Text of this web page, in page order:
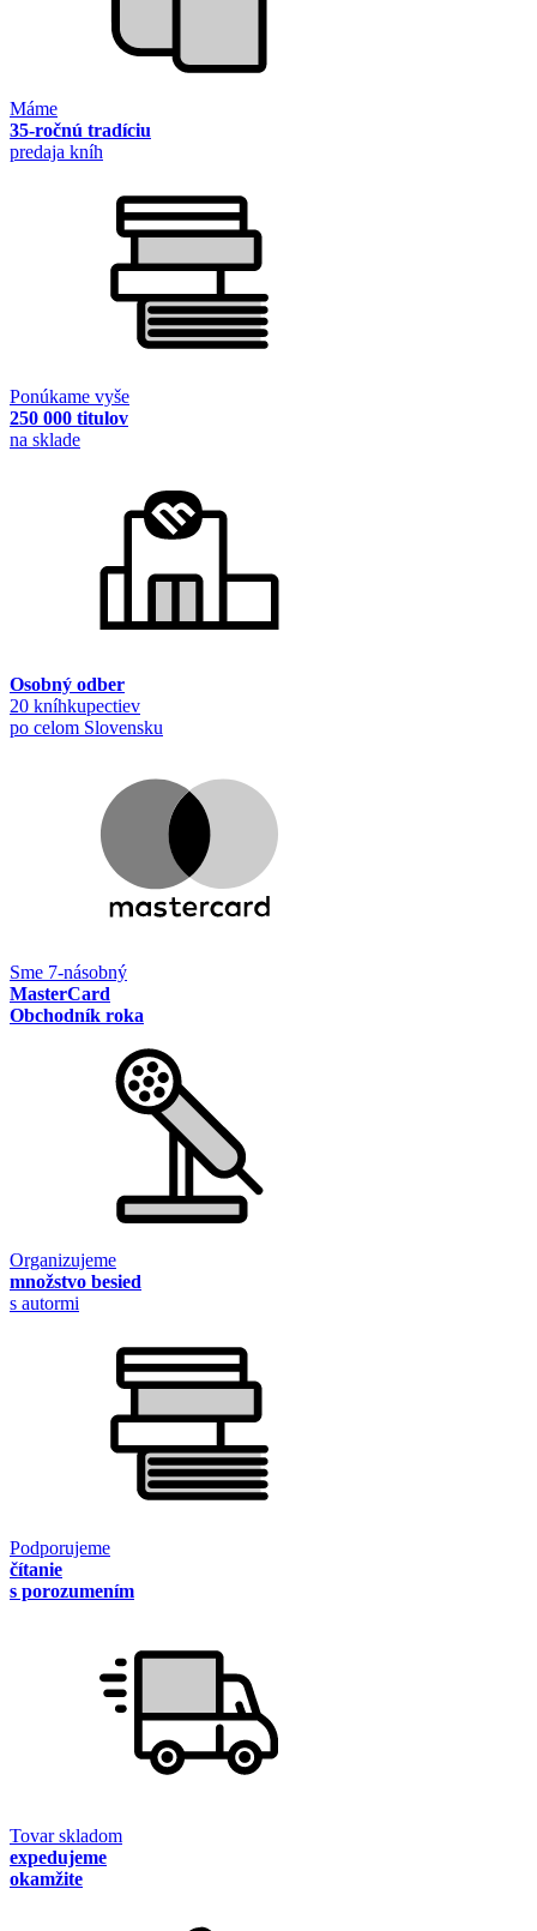
Máme
35-ročnú tradíciu
predaja kníh
Ponúkame vyše
250 000 titulov
na sklade
Osobný odber
20 kníhkupectiev
po celom Slovensku
Sme 7-násobný
MasterCard
Obchodník roka
Organizujeme
množstvo besied
s autormi
Podporujeme
čítanie
s porozumením
Tovar skladom
expedujeme
okamžite